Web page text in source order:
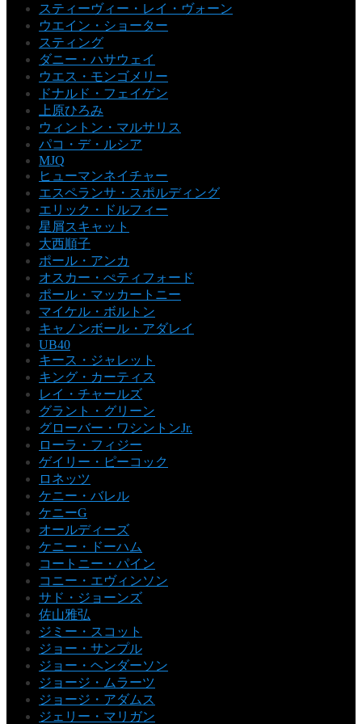
スティーヴィー・レイ・ヴォーン
ウエイン・ショーター
スティング
ダニー・ハサウェイ
ウエス・モンゴメリー
ドナルド・フェイゲン
上原ひろみ
ウィントン・マルサリス
パコ・デ・ルシア
MJQ
ヒューマンネイチャー
エスペランサ・スポルディング
エリック・ドルフィー
星屑スキャット
大西順子
ポール・アンカ
オスカー・ぺティフォード
ポール・マッカートニー
マイケル・ボルトン
キャノンボール・アダレイ
UB40
キース・ジャレット
キング・カーティス
レイ・チャールズ
グラント・グリーン
グローバー・ワシントンJr.
ローラ・フィジー
ゲイリー・ピーコック
ロネッツ
ケニー・バレル
ケニーG
オールディーズ
ケニー・ドーハム
コートニー・パイン
コニー・エヴィンソン
サド・ジョーンズ
佐山雅弘
ジミー・スコット
ジョー・サンプル
ジョー・ヘンダーソン
ジョージ・ムラーツ
ジョージ・アダムス
ジェリー・マリガン